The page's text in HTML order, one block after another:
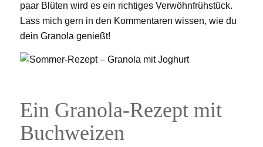
paar Blüten wird es ein richtiges Verwöhnfrühstück.
Lass mich gern in den Kommentaren wissen, wie du
dein Granola genießt!
Ein Granola-Rezept mit
Buchweizen